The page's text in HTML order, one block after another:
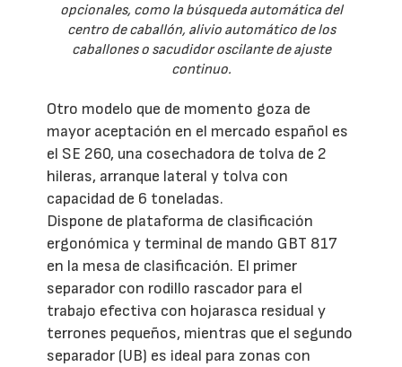
opcionales, como la búsqueda automática del
centro de caballón, alivio automático de los
caballones o sacudidor oscilante de ajuste
continuo.
Otro modelo que de momento goza de
mayor aceptación en el mercado español es
el SE 260, una cosechadora de tolva de 2
hileras, arranque lateral y tolva con
capacidad de 6 toneladas.
Dispone de plataforma de clasificación
ergonómica y terminal de mando GBT 817
en la mesa de clasificación. El primer
separador con rodillo rascador para el
trabajo efectiva con hojarasca residual y
terrones pequeños, mientras que el segundo
separador (UB) es ideal para zonas con